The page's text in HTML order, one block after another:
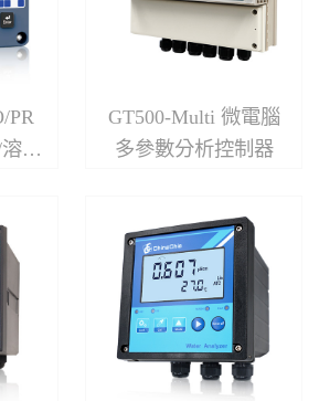
PR
GT500-Multi 微電腦
多參數分析控制器